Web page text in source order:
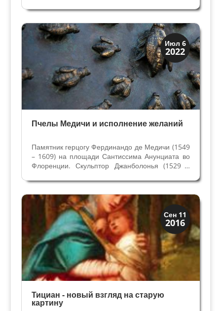
зрителю медаль, отлитую в честь Козимо
Старшего Медичи. Но медаль в руках юноши не
нарисована, Ботичелли...
Июл 6
2022
Династии
Медичи Флоренция
Пчелы Медичи и исполнение желаний
Памятник герцогу Фердинандо де Медичи (1549
– 1609) на площади Сантиссима Анунциата во
Флоренции. Скульптор Джанболонья (1529 –
использовав бронзу турецких пушек с галер,
захваченных в Битве при Лепанто Кавалерами
военного...
Сен 11
2016
Искусство
Тайны картин
Тициан - новый взгляд на старую
картину